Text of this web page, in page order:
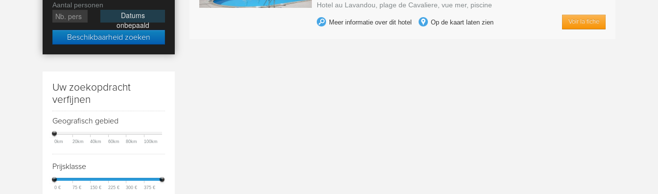
Aantal personen
Datums
onbepaald
Beschikbaarheid zoeken
Uw zoekopdracht
verfijnen
Geografisch gebied
0km 20km 40km 60km 80km 100km
Prijsklasse
0 € 75 € 150 € 225 € 300 € 375 €
Hotel au Lavandou, plage de Cavaliere, vue mer, piscine
Meer informatie over dit hotel Op de kaart laten zien Voir la fiche